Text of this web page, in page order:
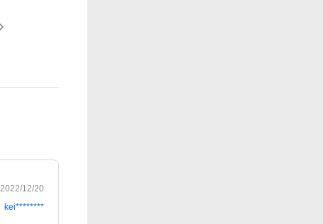
2022/12/20
kei********